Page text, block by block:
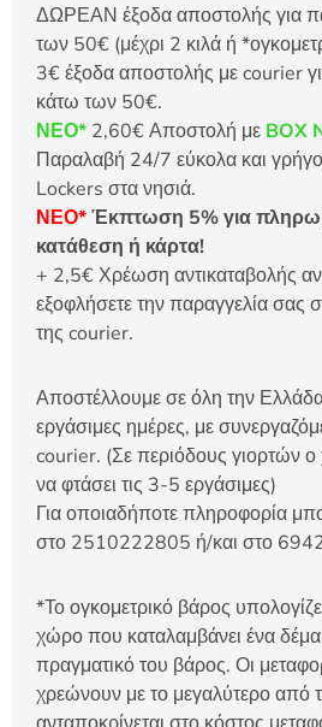
ΔΩΡΕΑΝ έξοδα αποστολής για
των 50€ (μέχρι 2 κιλά ή
3€ έξοδα αποστολής με courier
κάτω των 50€.
ΝΕΟ* 2,60€ Αποστολή με BOX
Παραλαβή 24/7 εύκολα και
Lockers στα νησιά.
ΝΕΟ*Έκπτωση 5% για
κατάθεση ή κάρτα!
+ 2,5€ Χρέωση αντικαταβολής αν
εξοφλήσετε την παραγγελία σας
της courier.
Αποστέλλουμε σε όλη την
εργάσιμες ημέρες, με
courier. (Σε περιόδους γιορτών ο
να φτάσει τις 3-5 εργάσιμες)
Για οποιαδήποτε πληροφορία
στο 2510222805 ή/και στο
*Το ογκομετρικό βάρος
χώρο που καταλαμβάνει ένα δέμα
πραγματικό του βάρος. Οι
χρεώνουν με το μεγαλύτερο από